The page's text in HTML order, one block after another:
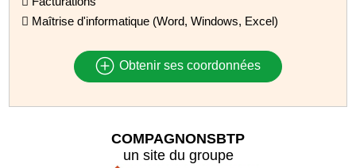
 Maîtrise d'informatique (Word, Windows, Excel)
Obtenir ses coordonnées
COMPAGNONSBTP
un site du groupe